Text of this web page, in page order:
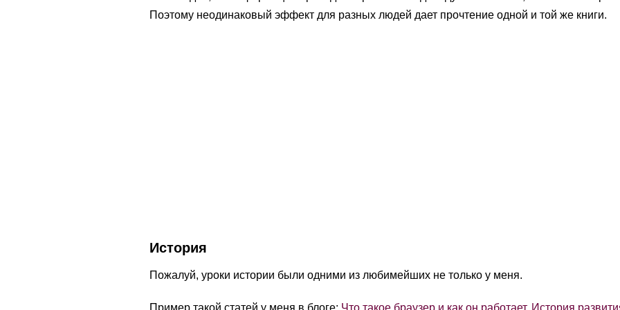
Поэтому неодинаковый эффект для разных людей дает прочтение одной и той же книги.
История
Пожалуй, уроки истории были одними из любимейших не только у меня.